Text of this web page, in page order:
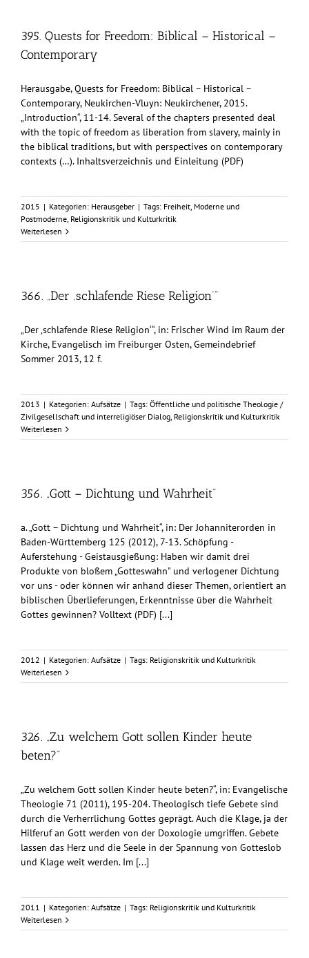
395. Quests for Freedom: Biblical – Historical –
Contemporary
Herausgabe, Quests for Freedom: Biblical – Historical –
Contemporary, Neukirchen-Vluyn: Neukirchener, 2015.
„Introduction“, 11-14. Several of the chapters presented deal
with the topic of freedom as liberation from slavery, mainly in
the biblical traditions, but with perspectives on contemporary
contexts (…). Inhaltsverzeichnis und Einleitung (PDF)
2015 | Kategorien: Herausgeber | Tags: Freiheit, Moderne und
Postmoderne, Religionskritik und Kulturkritik
Weiterlesen
366. „Der ‚schlafende Riese Religion‘“
„Der ‚schlafende Riese Religion‘“, in: Frischer Wind im Raum der
Kirche, Evangelisch im Freiburger Osten, Gemeindebrief
Sommer 2013, 12 f.
2013 | Kategorien: Aufsätze | Tags: Öffentliche und politische Theologie /
Zivilgesellschaft und interreligiöser Dialog, Religionskritik und Kulturkritik
Weiterlesen
356. „Gott – Dichtung und Wahrheit“
a. „Gott – Dichtung und Wahrheit“, in: Der Johanniterorden in
Baden-Württemberg 125 (2012), 7-13. Schöpfung -
Auferstehung - Geistausgießung: Haben wir damit drei
Produkte von bloßem „Gotteswahn" und verlogener Dichtung
vor uns - oder können wir anhand dieser Themen, orientiert an
biblischen Überlieferungen, Erkenntnisse über die Wahrheit
Gottes gewinnen? Volltext (PDF) [...]
2012 | Kategorien: Aufsätze | Tags: Religionskritik und Kulturkritik
Weiterlesen
326. „Zu welchem Gott sollen Kinder heute
beten?“
„Zu welchem Gott sollen Kinder heute beten?“, in: Evangelische
Theologie 71 (2011), 195-204. Theologisch tiefe Gebete sind
durch die Verherrlichung Gottes geprägt. Auch die Klage, ja der
Hilferuf an Gott werden von der Doxologie umgriffen. Gebete
lassen das Herz und die Seele in der Spannung von Gotteslob
und Klage weit werden. Im [...]
2011 | Kategorien: Aufsätze | Tags: Religionskritik und Kulturkritik
Weiterlesen